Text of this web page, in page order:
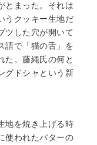
とまった。それは
うクッキー生地だ
ツした穴が開いて
語で「猫の舌」を
た。藤縄氏の何と
グドシャという新
地を焼き上げる時
使われたバターの